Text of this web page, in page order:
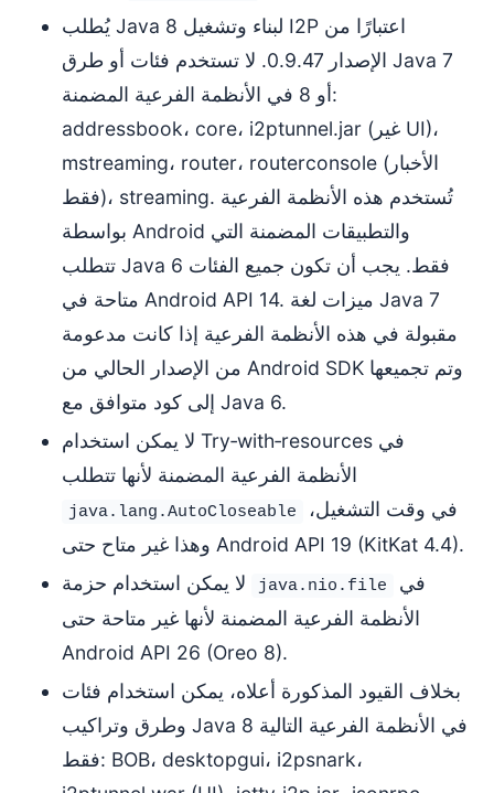
يُطلب Java 8 لبناء وتشغيل I2P اعتبارًا من
الإصدار 0.9.47. لا تستخدم فئات أو طرق Java 7
أو 8 في الأنظمة الفرعية المضمنة:
addressbook، core، i2ptunnel.jar (غير UI)،
mstreaming، router، routerconsole (الأخبار
فقط)، streaming. تُستخدم هذه الأنظمة الفرعية
بواسطة Android والتطبيقات المضمنة التي
تتطلب Java 6 فقط. يجب أن تكون جميع الفئات
متاحة في Android API 14. ميزات لغة Java 7
مقبولة في هذه الأنظمة الفرعية إذا كانت مدعومة
من الإصدار الحالي من Android SDK وتم تجميعها
إلى كود متوافق مع Java 6.
لا يمكن استخدام Try‑with‑resources في
الأنظمة الفرعية المضمنة لأنها تتطلب
java.lang.AutoCloseable
وهذا غير متاح حتى Android API 19 (KitKat 4.4).
java.nio.file
الأنظمة الفرعية المضمنة لأنها غير متاحة حتى
Android API 26 (Oreo 8).
بخلاف القيود المذكورة أعلاه، يمكن استخدام فئات
وطرق وتراكيب Java 8 في الأنظمة الفرعية التالية
فقط: BOB، desktopgui، i2psnark،